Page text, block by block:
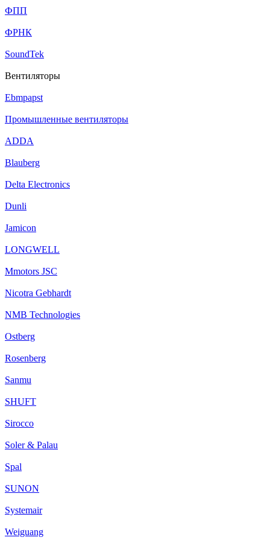
ФПП
ФРНК
SoundTek
Вентиляторы
Ebmpapst
Промышленные вентиляторы
ADDA
Blauberg
Delta Electronics
Dunli
Jamicon
LONGWELL
Mmotors JSC
Nicotra Gebhardt
NMB Technologies
Ostberg
Rosenberg
Sanmu
SHUFT
Sirocco
Soler & Palau
Spal
SUNON
Systemair
Weiguang